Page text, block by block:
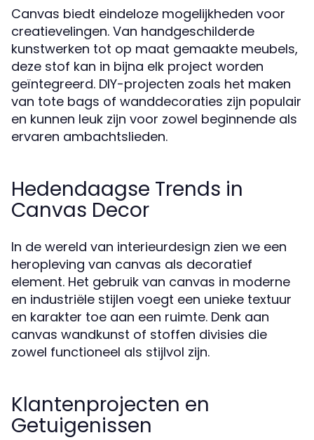
Canvas biedt eindeloze mogelijkheden voor
creatievelingen. Van handgeschilderde
kunstwerken tot op maat gemaakte meubels,
deze stof kan in bijna elk project worden
geïntegreerd. DIY-projecten zoals het maken
van tote bags of wanddecoraties zijn populair
en kunnen leuk zijn voor zowel beginnende als
ervaren ambachtslieden.
Hedendaagse Trends in
Canvas Decor
In de wereld van interieurdesign zien we een
heropleving van canvas als decoratief
element. Het gebruik van canvas in moderne
en industriële stijlen voegt een unieke textuur
en karakter toe aan een ruimte. Denk aan
canvas wandkunst of stoffen divisies die
zowel functioneel als stijlvol zijn.
Klantenprojecten en
Getuigenissen